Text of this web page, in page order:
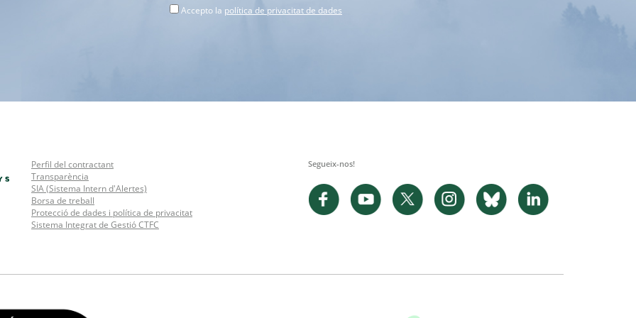
Accepto la política de privacitat de dades
Perfil del contractant
Transparència
SIA (Sistema Intern d'Alertes)
Borsa de treball
Protecció de dades i política de privacitat
Sistema Integrat de Gestió CTFC
Segueix-nos!